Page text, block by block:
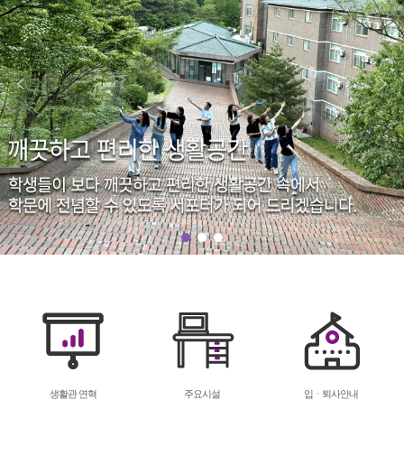
생
활
관
생활관 연혁 주요시설 입ㆍ퇴사안내